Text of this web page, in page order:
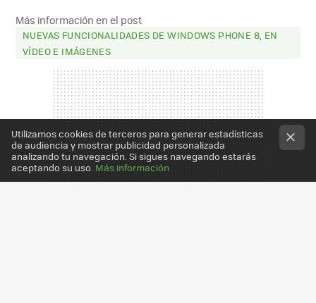
Más información en el post
NUEVAS FUNCIONALIDADES DE WINDOWS PHONE 8, EN
VÍDEO E IMÁGENES
Utilizamos cookies de terceros para generar estadísticas
de audiencia y mostrar publicidad personalizada
analizando tu navegación. Si sigues navegando estarás
aceptando su uso. Más información